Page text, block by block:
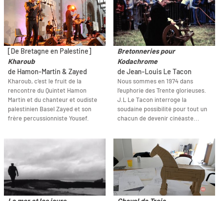
[De Bretagne en Palestine]
Kharoub
de Hamon-Martin & Zayed
Kharoub, c’est le fruit de la
rencontre du Quintet Hamon
Martin et du chanteur et oudiste
palestinien Basel Zayed et son
frère percussionniste Yousef.
Bretonneries pour
Kodachrome
de Jean-Louis Le Tacon
Nous sommes en 1974 dans
l’euphorie des Trente glorieuses.
J.L Le Tacon interroge la
soudaine possibilité pour tout un
chacun de devenir cinéaste...